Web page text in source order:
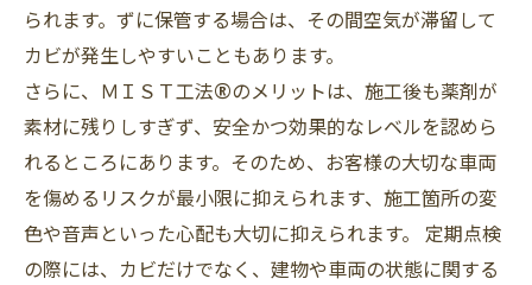
られます。ずに保管する場合は、その間空気が滞留して
カビが発生しやすいこともあります。
さらに、ＭＩＳＴ工法®のメリットは、施工後も薬剤が
素材に残りしすぎず、安全かつ効果的なレベルを認めら
れるところにあります。そのため、お客様の大切な車両
を傷めるリスクが最小限に抑えられます、施工箇所の変
色や音声といった心配も大切に抑えられます。 定期点検
の際には、カビだけでなく、建物や車両の状態に関する